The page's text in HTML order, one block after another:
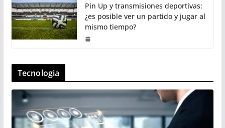
Pin Up y transmisiones deportivas:
¿es posible ver un partido y jugar al
mismo tiempo?
Tecnologia